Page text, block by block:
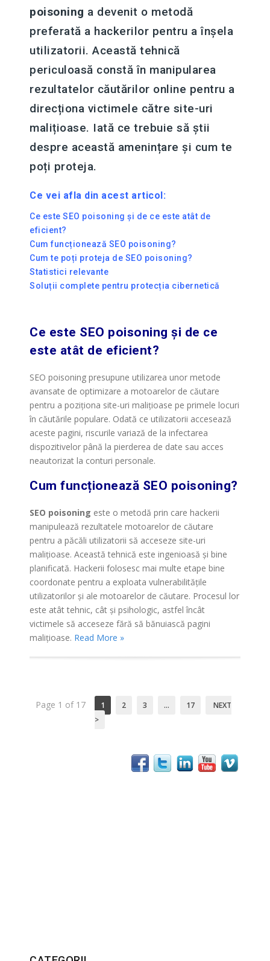
poisoning a devenit o metodă
preferată a hackerilor pentru a înșela
utilizatorii. Această tehnică
periculoasă constă în manipularea
rezultatelor căutărilor online pentru a
direcționa victimele către site-uri
malițioase. Iată ce trebuie să știi
despre această amenințare și cum te
poți proteja.
Ce vei afla din acest articol:
Ce este SEO poisoning și de ce este atât de
eficient?
Cum funcționează SEO poisoning?
Cum te poți proteja de SEO poisoning?
Statistici relevante
Soluții complete pentru protecția cibernetică
Ce este SEO poisoning și de ce
este atât de eficient?
SEO poisoning presupune utilizarea unor metode
avansate de optimizare a motoarelor de căutare
pentru a poziționa site-uri malițioase pe primele locuri
în căutările populare. Odată ce utilizatorii accesează
aceste pagini, riscurile variază de la infectarea
dispozitivelor până la pierderea de date sau acces
neautorizat la conturi personale.
Cum funcționează SEO poisoning?
SEO poisoning este o metodă prin care hackerii
manipulează rezultatele motoarelor de căutare
pentru a păcăli utilizatorii să acceseze site-uri
malițioase. Această tehnică este ingenioasă și bine
planificată. Hackerii folosesc mai multe etape bine
coordonate pentru a exploata vulnerabilitățile
utilizatorilor și ale motoarelor de căutare. Procesul lor
este atât tehnic, cât și psihologic, astfel încât
victimele să acceseze fără să bănuiască pagini
malițioase. Read More »
Page 1 of 17 1 2 3 … 17
NEXT
>